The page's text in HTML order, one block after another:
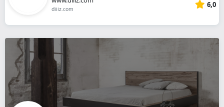
diiiz.com 6,0